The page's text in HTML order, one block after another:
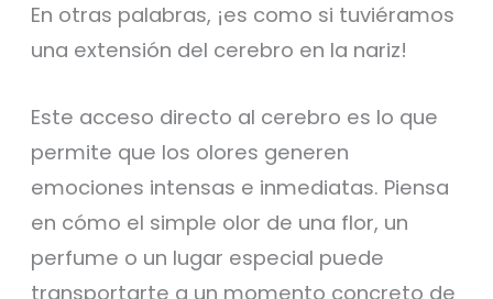
En otras palabras, ¡es como si tuviéramos
una extensión del cerebro en la nariz!
Este acceso directo al cerebro es lo que
permite que los olores generen
emociones intensas e inmediatas. Piensa
en cómo el simple olor de una flor, un
perfume o un lugar especial puede
transportarte a un momento concreto de